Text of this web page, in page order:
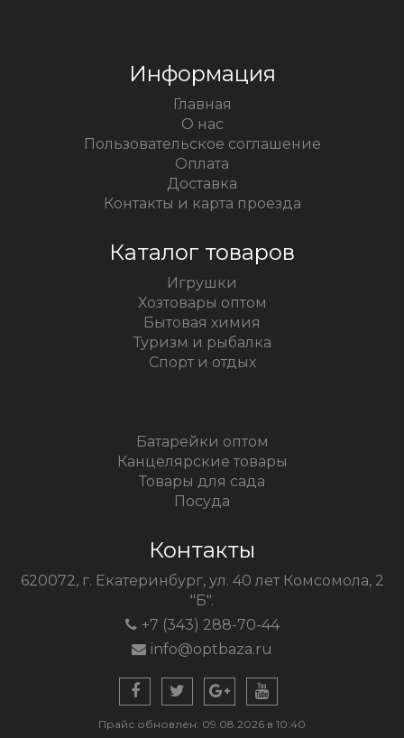
Информация
Главная
О нас
Пользовательское соглашение
Оплата
Доставка
Контакты и карта проезда
Каталог товаров
Игрушки
Хозтовары оптом
Бытовая химия
Туризм и рыбалка
Спорт и отдых
Батарейки оптом
Канцелярские товары
Товары для сада
Посуда
Контакты
620072, г. Екатеринбург, ул. 40 лет Комсомола, 2
"Б".
+7 (343) 288-70-44
info@optbaza.ru
Прайс обновлен: 09.08.2026 в 10:40